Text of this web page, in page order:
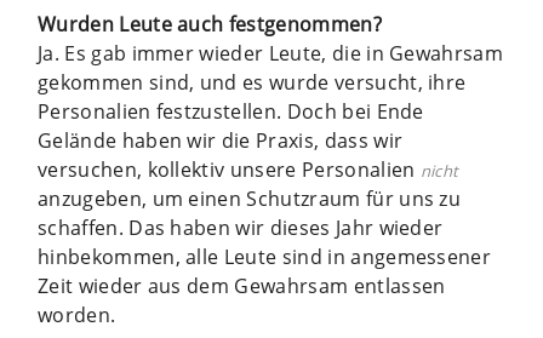
Wurden Leute auch festgenommen?
Ja. Es gab immer wieder Leute, die in Gewahrsam
gekommen sind, und es wurde versucht, ihre
Personalien festzustellen. Doch bei Ende
Gelände haben wir die Praxis, dass wir
versuchen, kollektiv unsere Personalien nicht
anzugeben, um einen Schutzraum für uns zu
schaffen. Das haben wir dieses Jahr wieder
hinbekommen, alle Leute sind in angemessener
Zeit wieder aus dem Gewahrsam entlassen
worden.